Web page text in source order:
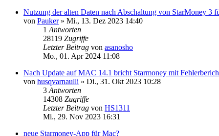
Nutzung der alten Daten nach Abschaltung von StarMoney 3
von Pauker» Mi., 13. Dez 2023 14:40
1 Antworten
28119 Zugriffe
Letzter Beitrag von asanosho
Mo., 01. Apr 2024 11:08
Nach Update auf MAC 14.1 bricht Starmoney mit
von husqvarnaulli » Di., 31. Okt 2023 10:28
3 Antworten
14308 Zugriffe
Letzter Beitrag von HS1311
Mi., 29. Nov 2023 16:31
neue Starmoney-App für Mac?